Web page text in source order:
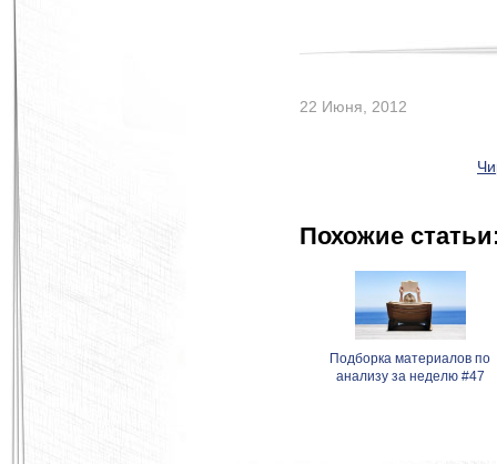
22 Июня, 2012
Похожие
Подборка материалов по
анализу за неделю #47